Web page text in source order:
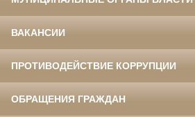
ВАКАНСИИ
ПРОТИВОДЕЙСТВИЕ КОРРУПЦИИ
ОБРАЩЕНИЯ ГРАЖДАН